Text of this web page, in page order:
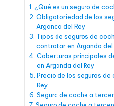
¿Qué es un seguro de
Obligatoriedad de los
Arganda del Rey
Tipos de seguros de
contratar en Arganda del
Coberturas principales
en Arganda del Rey
Precio de los seguros de
Rey
Seguro de coche a